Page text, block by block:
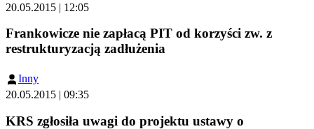
20.05.2015 | 12:05
Frankowicze nie zapłacą PIT od korzyści zw. z
restrukturyzacją zadłużenia
Inny
20.05.2015 | 09:35
KRS zgłosiła uwagi do projektu ustawy o